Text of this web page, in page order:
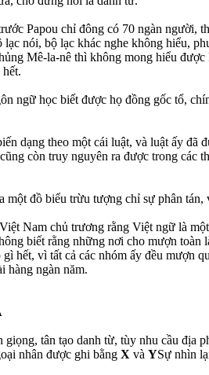
Papou chỉ đông có 70 ngàn người,
lạc nói, bộ lạc khác nghe không hiểu,
Mê-la-nê thì không mong hiểu được
ngữ học biết được họ đồng gốc tổ,
dạng theo một cái luật, và luật ấy đã
còn truy nguyên ra được trong các
một đồ biểu trừu tượng chỉ sự phân tán,
Nam chủ trương rằng Việt ngữ là
biết rằng những nơi cho mượn toàn
gì hết, vì tất cả các nhóm ấy đều mượn
hàng ngàn năm.
giọng, tân tạo danh từ, tùy nhu cầu địa
nhân được ghi bằng X và YSự nhìn